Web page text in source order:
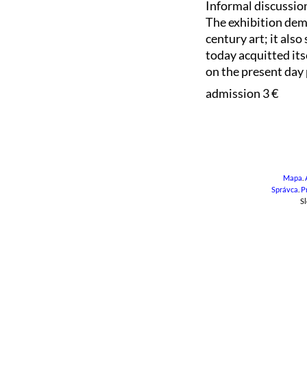
Informal
The exhibition
century art; it also
today acquitted
on the present
admission 3 €
Mapa.
Správca.